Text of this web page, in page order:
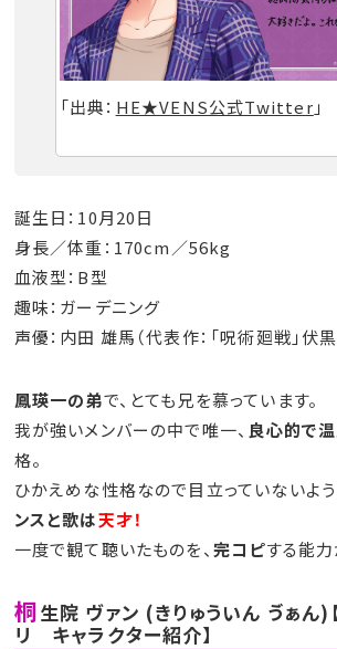
「出典： HE★VENS公式Twitter 」
誕生日：10月20日
身長／体重：170cm／56kg
血液型：B型
趣味：ガーデニング
声優：内田 雄馬（代表作：「呪術廻戦」伏
鳳瑛一の弟で、とても兄を慕っています。
我が強いメンバーの中で唯一、 良心的で
格。
ひかえめな性格なので目立っていないよう
ンスと歌は天才！
一度で観て聴いたものを、 完コピする能力
桐生院 ヴァン (きりゅういん ゔぁん)
リ キャラクター紹介】